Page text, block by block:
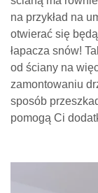
na przykład na
otwierać się
łapacza snów!
od ściany na
zamontowaniu
sposób
pomogą Ci